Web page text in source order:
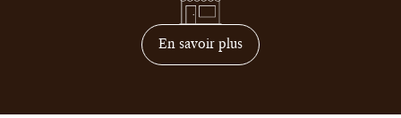
En savoir plussur comment devenir